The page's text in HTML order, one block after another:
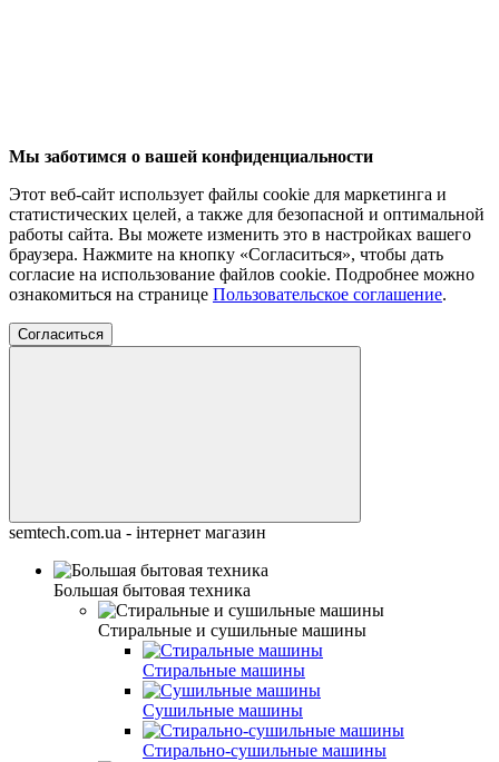
Мы заботимся о вашей конфиденциальности
Этот веб-сайт использует файлы cookie для маркетинга и
статистических целей, а также для безопасной и оптимальной
работы сайта. Вы можете изменить это в настройках вашего
браузера. Нажмите на кнопку «Согласиться», чтобы дать
согласие на использование файлов cookie. Подробнее можно
ознакомиться на странице Пользовательское соглашение.
Согласиться
semtech.com.ua - інтернет магазин
Большая бытовая техника
Стиральные и сушильные машины
Стиральные машины
Сушильные машины
Стирально-сушильные машины